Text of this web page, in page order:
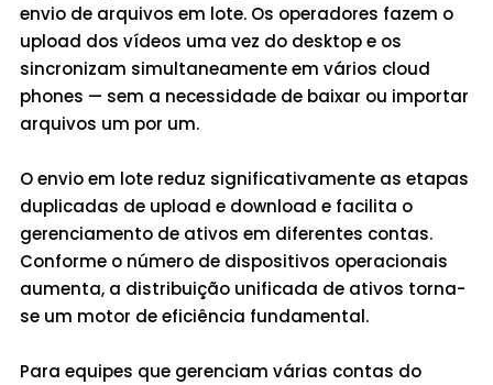
envio de arquivos em lote. Os operadores fazem o
upload dos vídeos uma vez do desktop e os
sincronizam simultaneamente em vários cloud
phones — sem a necessidade de baixar ou importar
arquivos um por um.
O envio em lote reduz significativamente as etapas
duplicadas de upload e download e facilita o
gerenciamento de ativos em diferentes contas.
Conforme o número de dispositivos operacionais
aumenta, a distribuição unificada de ativos torna-
se um motor de eficiência fundamental.
Para equipes que gerenciam várias contas do